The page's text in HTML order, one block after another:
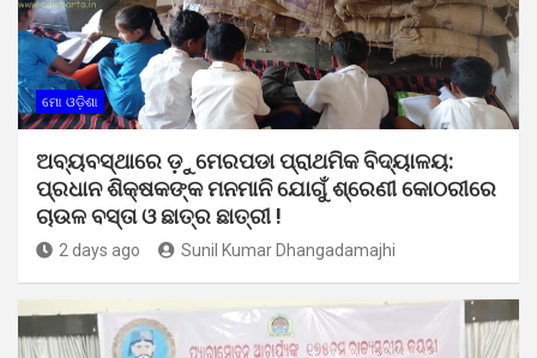
ମୋ ଓଡ଼ିଶା
ଅବ୍ୟବସ୍ଥାରେ ଡ଼ୁମେରପଡା ପ୍ରାଥମିକ ବିଦ୍ୟାଳୟ:
ପ୍ରଧାନ ଶିକ୍ଷକଙ୍କ ମନମାନି ଯୋଗୁଁ ଶ୍ରେଣୀ କୋଠରୀରେ
ଚାଉଳ ବସ୍ତା ଓ ଛାତ୍ର ଛାତ୍ରୀ !
2 days ago Sunil Kumar Dhangadamajhi